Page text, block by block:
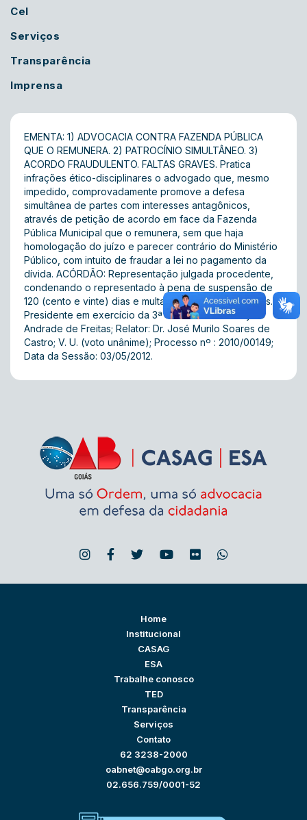
Cel
Serviços
Transparência
Imprensa
EMENTA: 1) ADVOCACIA CONTRA FAZENDA PÚBLICA
QUE O REMUNERA. 2) PATROCÍNIO SIMULTÂNEO. 3)
ACORDO FRAUDULENTO. FALTAS GRAVES. Pratica
infrações ético-disciplinares o advogado que, mesmo
impedido, comprovadamente promove a defesa
simultânea de partes com interesses antagônicos,
através de petição de acordo em face da Fazenda
Pública Municipal que o remunera, sem que haja
homologação do juízo e parecer contrário do Ministério
Público, com intuito de fraudar a lei no pagamento da
dívida. ACÓRDÃO: Representação julgada procedente,
condenando o representado à pena de suspensão de
120 (cento e vinte) dias e multa de 10 (dez) anuidades.
Presidente em exercício da 3ª Turma: Dr. Mauracy
Andrade de Freitas; Relator: Dr. José Murilo Soares de
Castro; V. U. (voto unânime); Processo nº : 2010/00149;
Data da Sessão: 03/05/2012.
Home
Institucional
CASAG
ESA
Trabalhe conosco
TED
Transparência
Serviços
Contato
62 3238-2000
oabnet@oabgo.org.br
02.656.759/0001-52